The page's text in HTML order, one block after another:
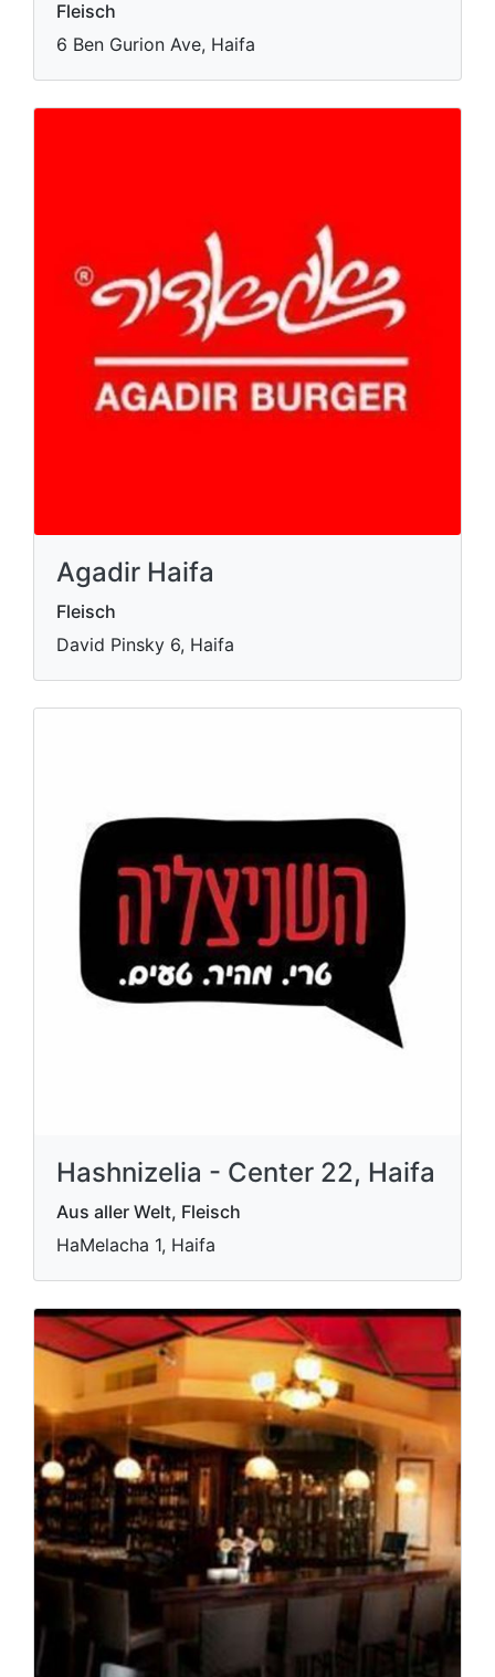
Fleisch
6 Ben Gurion Ave, Haifa
Agadir Haifa
Fleisch
David Pinsky 6, Haifa
Hashnizelia - Center 22, Haifa
Aus aller Welt, Fleisch
HaMelacha 1, Haifa